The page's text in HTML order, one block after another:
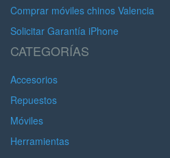
Comprar móviles chinos Valencia
Solicitar Garantía iPhone
CATEGORÍAS
Accesorios
Repuestos
Móviles
Herramientas